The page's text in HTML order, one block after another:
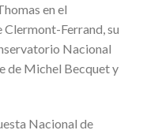
en el
Ferrand, su
Nacional
de Michel Becquet y
Nacional de